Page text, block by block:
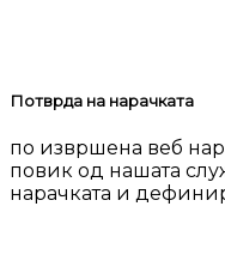
Потврда на нарачката
по извршена веб
повик од нашата
нарачката и